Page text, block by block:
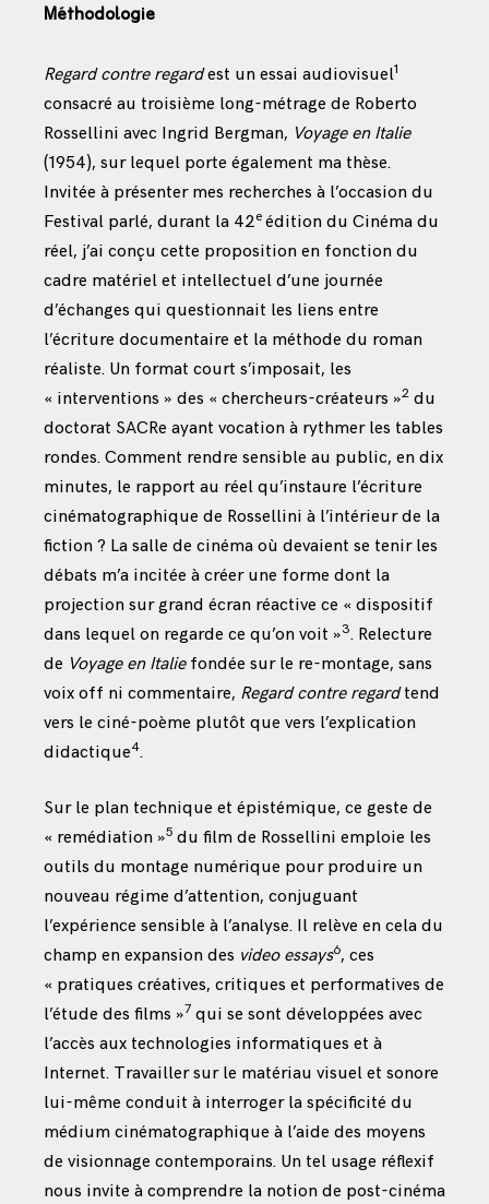
Méthodologie
Regard contre regardest un essai audiovisuel1
consacré au troisième long-métrage de Roberto
Rossellini avec Ingrid Bergman, Voyage en Italie
(1954), sur lequel porte également ma thèse.
Invitée à présenter mes recherches à l’occasion du
Festival parlé, durant la 42e édition du Cinéma du
réel, j’ai conçu cette proposition en fonction du
cadre matériel et intellectuel d’une journée
d’échanges qui questionnait les liens entre
l’écriture documentaire et la méthode du roman
réaliste. Un format court s’imposait, les
« interventions » des « chercheurs-créateurs »2 du
doctorat SACRe ayant vocation à rythmer les tables
rondes. Comment rendre sensible au public, en dix
minutes, le rapport au réel qu’instaure l’écriture
cinématographique de Rossellini à l’intérieur de la
fiction ? La salle de cinéma où devaient se tenir les
débats m’a incitée à créer une forme dont la
projection sur grand écran réactive ce « dispositif
dans lequel on regarde ce qu’on voit »3. Relecture
de Voyage en Italiefondée sur le re-montage, sans
voix off ni commentaire, Regard contre regardtend
vers le ciné-poème plutôt que vers l’explication
didactique4.
Sur le plan technique et épistémique, ce geste de
« remédiation »5 du film de Rossellini emploie les
outils du montage numérique pour produire un
nouveau régime d’attention, conjuguant
l’expérience sensible à l’analyse. Il relève en cela du
champ en expansion des video essays6, ces
« pratiques créatives, critiques et performatives de
l’étude des films »7 qui se sont développées avec
l’accès aux technologies informatiques et à
Internet. Travailler sur le matériau visuel et sonore
lui-même conduit à interroger la spécificité du
médium cinématographique à l’aide des moyens
de visionnage contemporains. Un tel usage réflexif
nous invite à comprendre la notion de post-cinéma